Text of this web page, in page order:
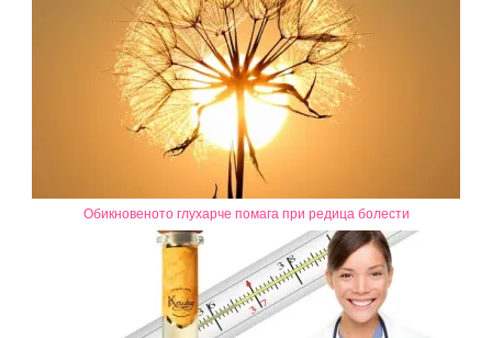
Обикновеното глухарче помага при редица болести